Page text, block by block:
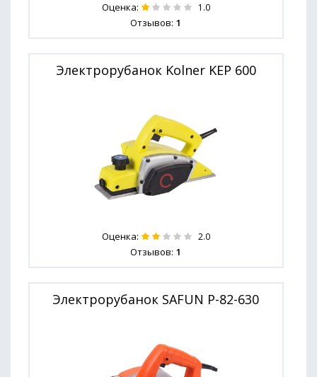
Оценка: 1.0
Отзывов: 1
Электрорубанок Kolner KEP 600
Оценка: 2.0
Отзывов: 1
Электрорубанок SAFUN P-82-630